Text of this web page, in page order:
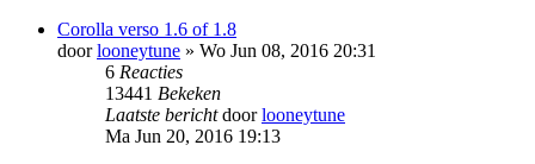
Corolla verso 1.6 of 1.8
doorlooneytune » Wo Jun 08, 2016 20:31
6 Reacties
13441 Bekeken
Laatste berichtdoorlooneytune
Ma Jun 20, 2016 19:13